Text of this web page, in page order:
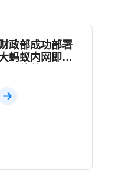
政部成功部署
蚂蚁内网即时